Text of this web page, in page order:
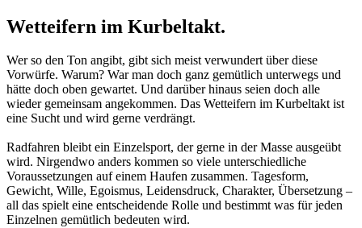
Wetteifern im Kurbeltakt.
Wer so den Ton angibt, gibt sich meist verwundert über diese
Vorwürfe. Warum? War man doch ganz gemütlich unterwegs und
hätte doch oben gewartet. Und darüber hinaus seien doch alle
wieder gemeinsam angekommen. Das Wetteifern im Kurbeltakt ist
eine Sucht und wird gerne verdrängt.
Radfahren bleibt ein Einzelsport, der gerne in der Masse ausgeübt
wird. Nirgendwo anders kommen so viele unterschiedliche
Voraussetzungen auf einem Haufen zusammen. Tagesform,
Gewicht, Wille, Egoismus, Leidensdruck, Charakter, Übersetzung –
all das spielt eine entscheidende Rolle und bestimmt was für jeden
Einzelnen gemütlich bedeuten wird.